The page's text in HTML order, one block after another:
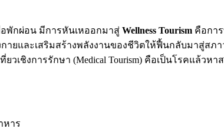
พักผ่อน มีการหันเหออกมาสู่ Wellness Tourism คือกา
ายและเสริมสร้างพลังงานของชีวิตให้ฟื้นกลับมาสู่สภ
เชิงการรักษา (Medical Tourism) คือเป็นโรคแล้วห
หาร